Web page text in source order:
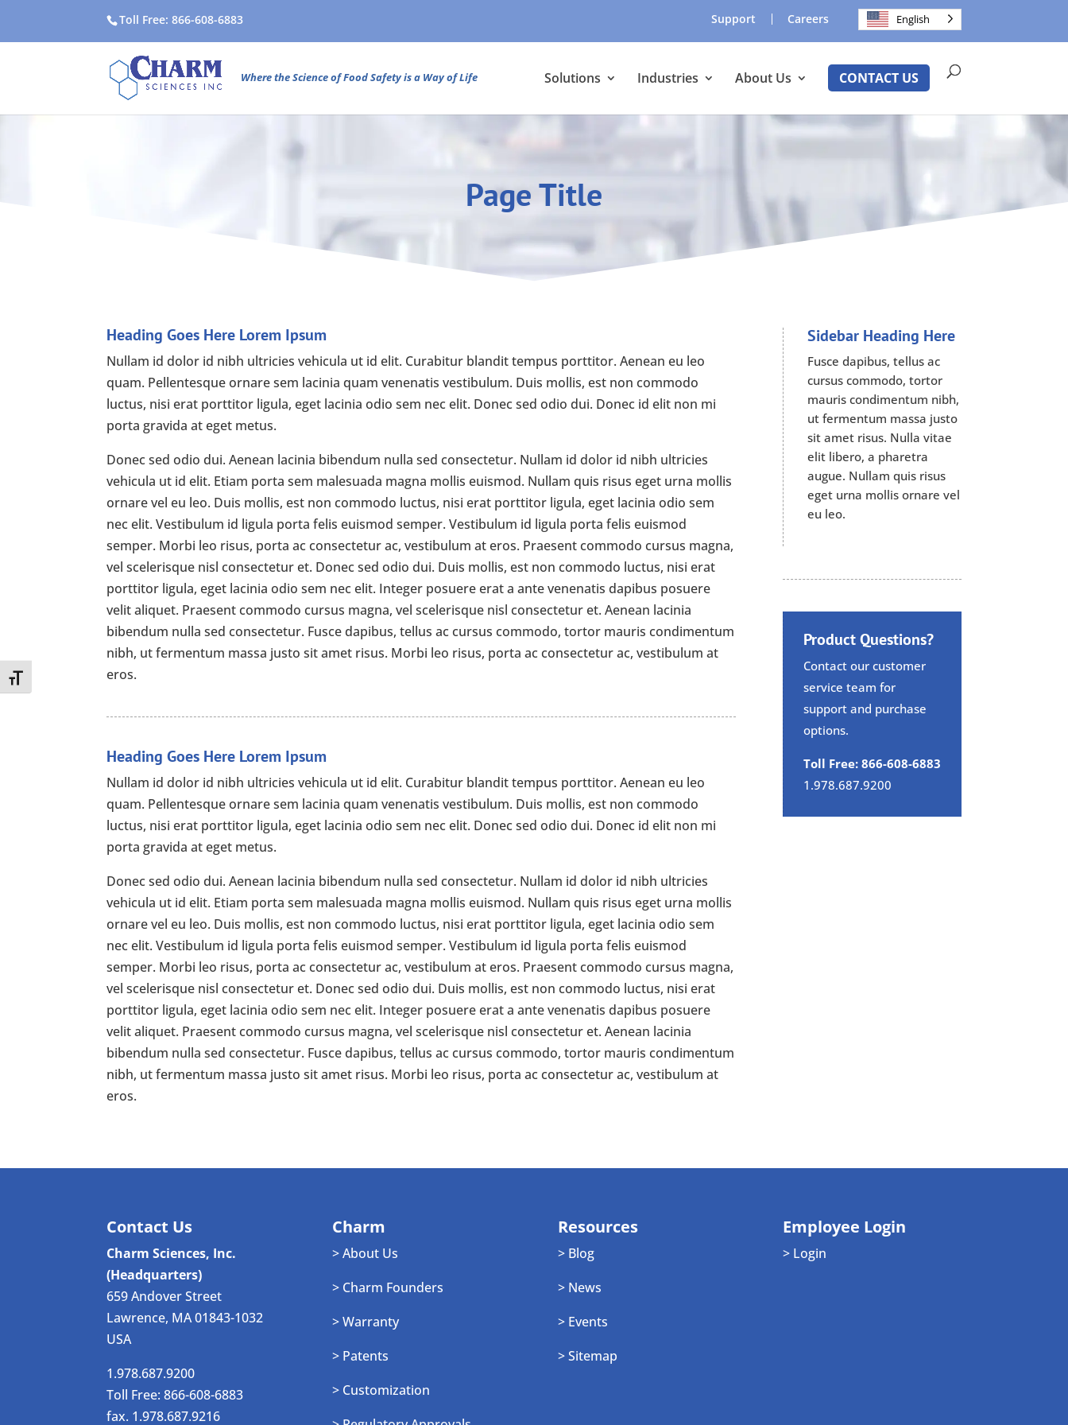
Toggle Font size
Toll Free: 866-608-6883 Support Careers English
Where the Science of Food Safety is a Way of Life Solutions Industries About Us CONTACT US
Page Title
Heading Goes Here Lorem Ipsum
Nullam id dolor id nibh ultricies vehicula ut id elit. Curabitur blandit tempus porttitor. Aenean eu leo
quam. Pellentesque ornare sem lacinia quam venenatis vestibulum. Duis mollis, est non commodo
luctus, nisi erat porttitor ligula, eget lacinia odio sem nec elit. Donec sed odio dui. Donec id elit non mi
porta gravida at eget metus.
Donec sed odio dui. Aenean lacinia bibendum nulla sed consectetur. Nullam id dolor id nibh ultricies
vehicula ut id elit. Etiam porta sem malesuada magna mollis euismod. Nullam quis risus eget urna mollis
ornare vel eu leo. Duis mollis, est non commodo luctus, nisi erat porttitor ligula, eget lacinia odio sem
nec elit. Vestibulum id ligula porta felis euismod semper. Vestibulum id ligula porta felis euismod
semper. Morbi leo risus, porta ac consectetur ac, vestibulum at eros. Praesent commodo cursus magna,
vel scelerisque nisl consectetur et. Donec sed odio dui. Duis mollis, est non commodo luctus, nisi erat
porttitor ligula, eget lacinia odio sem nec elit. Integer posuere erat a ante venenatis dapibus posuere
velit aliquet. Praesent commodo cursus magna, vel scelerisque nisl consectetur et. Aenean lacinia
bibendum nulla sed consectetur. Fusce dapibus, tellus ac cursus commodo, tortor mauris condimentum
nibh, ut fermentum massa justo sit amet risus. Morbi leo risus, porta ac consectetur ac, vestibulum at
eros.
Heading Goes Here Lorem Ipsum
Nullam id dolor id nibh ultricies vehicula ut id elit. Curabitur blandit tempus porttitor. Aenean eu leo
quam. Pellentesque ornare sem lacinia quam venenatis vestibulum. Duis mollis, est non commodo
luctus, nisi erat porttitor ligula, eget lacinia odio sem nec elit. Donec sed odio dui. Donec id elit non mi
porta gravida at eget metus.
Donec sed odio dui. Aenean lacinia bibendum nulla sed consectetur. Nullam id dolor id nibh ultricies
vehicula ut id elit. Etiam porta sem malesuada magna mollis euismod. Nullam quis risus eget urna mollis
ornare vel eu leo. Duis mollis, est non commodo luctus, nisi erat porttitor ligula, eget lacinia odio sem
nec elit. Vestibulum id ligula porta felis euismod semper. Vestibulum id ligula porta felis euismod
semper. Morbi leo risus, porta ac consectetur ac, vestibulum at eros. Praesent commodo cursus magna,
vel scelerisque nisl consectetur et. Donec sed odio dui. Duis mollis, est non commodo luctus, nisi erat
porttitor ligula, eget lacinia odio sem nec elit. Integer posuere erat a ante venenatis dapibus posuere
velit aliquet. Praesent commodo cursus magna, vel scelerisque nisl consectetur et. Aenean lacinia
bibendum nulla sed consectetur. Fusce dapibus, tellus ac cursus commodo, tortor mauris condimentum
nibh, ut fermentum massa justo sit amet risus. Morbi leo risus, porta ac consectetur ac, vestibulum at
eros.
Sidebar Heading Here
Fusce dapibus, tellus ac
cursus commodo, tortor
mauris condimentum nibh,
ut fermentum massa justo
sit amet risus. Nulla vitae
elit libero, a pharetra
augue. Nullam quis risus
eget urna mollis ornare vel
eu leo.
Product Questions?
Contact our customer
service team for
support and purchase
options.
Toll Free: 866-608-6883
1.978.687.9200
Contact Us
Charm Sciences, Inc.
(Headquarters)
659 Andover Street
Lawrence, MA 01843-1032
USA
1.978.687.9200
Toll Free: 866-608-6883
fax. 1.978.687.9216
Charm
> About Us
> Charm Founders
> Warranty
> Patents
> Customization
Resources
> Blog
> News
> Events
> Sitemap
Employee Login
> Login